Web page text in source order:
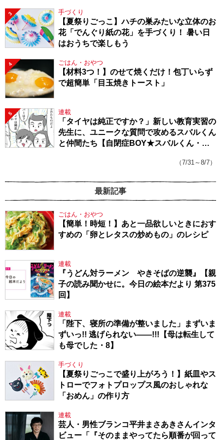
3 手づくり
【夏祭りごっこ】ハチの巣みたいな立体のお
花「でんぐり紙の花」を手づくり！ 暑い日
はおうちで楽しもう
4 ごはん・おやつ
【材料3つ！】のせて焼くだけ！包丁いらず
で超簡単「目玉焼きトースト」
5 連載
「タイヤは純正ですか？」新しい教育実習の
先生に、ユニークな質問で攻めるスバルくん
と仲間たち【自閉症BOY★スバルくん・
（7/31～8/7）
最新記事
ごはん・おやつ
【簡単！時短！】あと一品欲しいときにおす
すめの「卵とレタスの炒めもの」のレシピ
連載
『うどん対ラーメン やきそばの逆襲』【親
子の読み聞かせに。今日の絵本だより 第375
回】
連載
「陛下、寝所の準備が整いました」まずいま
ずいっ!! 逃げられない――!!!【母は転生して
も母でした・8】
手づくり
【夏祭りごっこで盛り上がろう！】紙皿やス
トローでフォトプロップス風のおしゃれな
「おめん」の作り方
連載
芸人・男性ブランコ平井まさあきさんインタ
ビュー「『そのままやってたら順番が回って